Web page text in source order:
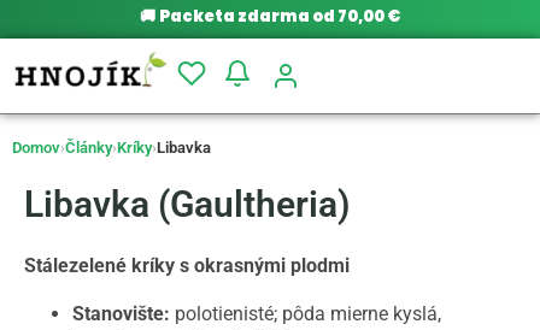
🚚 Packeta zdarma od 70,00 €
Domov›Články›Kríky›Libavka
Libavka (Gaultheria)
Stálezelené kríky s okrasnými plodmi
Stanovište: polotienisté; pôda mierne kyslá,